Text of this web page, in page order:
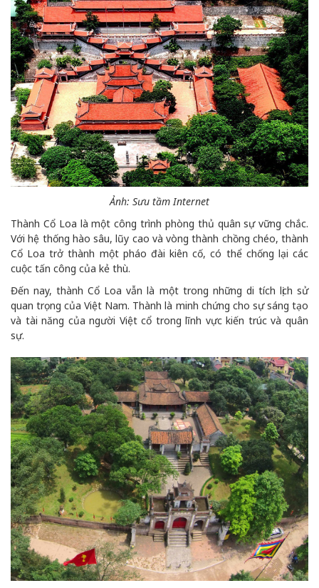
Ảnh: Sưu tầm Internet
Thành Cổ Loa là một công trình phòng thủ quân sự vững chắc.
Với hệ thống hào sâu, lũy cao và vòng thành chồng chéo, thành
Cổ Loa trở thành một pháo đài kiên cố, có thể chống lại các
cuộc tấn công của kẻ thù.
Đến nay, thành Cổ Loa vẫn là một trong những di tích lịch sử
quan trọng của Việt Nam. Thành là minh chứng cho sự sáng tạo
và tài năng của người Việt cổ trong lĩnh vực kiến trúc và quân
sự.